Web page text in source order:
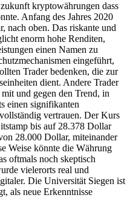
kryptowährungen dass
Anfang des Jahres 2020
nach oben. Das riskante und
enorm hohe Renditen,
einen Namen zu
eingeführt,
Trader bedenken, die zur
dient. Andere Trader
und gegen den Trend, in
einen signifikanten
vertrauen. Der Kurs
bis auf 28.378 Dollar
28.000 Dollar, miteinander
Weise könnte die Währung
oftmals noch skeptisch
vielerorts real und
Die Universität Siegen ist
als neue Erkenntnisse